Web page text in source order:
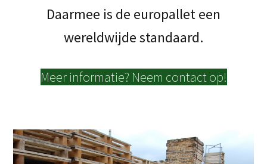
Daarmee is de europallet een
wereldwijde standaard.
Meer informatie? Neem contact op!